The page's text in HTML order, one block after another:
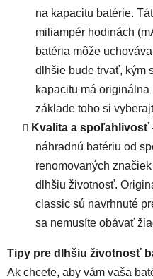
na kapacitu batérie.
miliampér hodinách
batéria môže
dlhšie bude trvať, kým
kapacitu má
základe toho si
Kvalita a spoľahlivosť
náhradnú batériu od
renomovaných
dlhšiu životnosť.
classic sú navrhnuté
sa nemusíte obávať
Tipy pre dlhšiu životnosť
Ak chcete, aby vám vaša